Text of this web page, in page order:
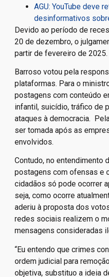
AGU: YouTube deve
desinformativos
Devido ao período de
20 de dezembro, o
partir de fevereiro de 2025.
Barroso votou pela
plataformas. Para o
postagens com conteúdo
infantil, suicídio, tráfico de
ataques à democracia.
ser tomada após as
envolvidos.
Contudo, no entendimento
postagens com ofensas e
cidadãos só pode ocorrer
seja, como ocorre
aderiu à proposta dos
redes sociais realizem o
mensagens consideradas
“Eu entendo que crimes
ordem judicial para
objetiva, substituo a ideia